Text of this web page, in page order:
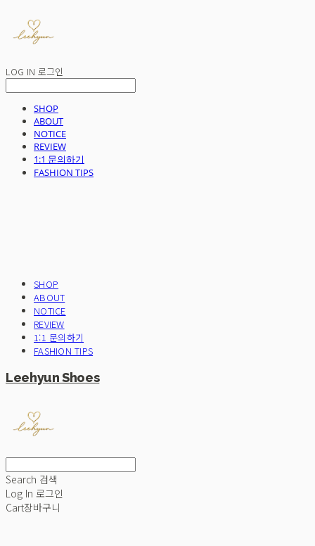
LOG IN 로그인
SHOP
ABOUT
NOTICE
REVIEW
1:1 문의하기
FASHION TIPS
SHOP
ABOUT
NOTICE
REVIEW
1:1 문의하기
FASHION TIPS
Leehyun Shoes
Search 검색
Log In 로그인
Cart장바구니